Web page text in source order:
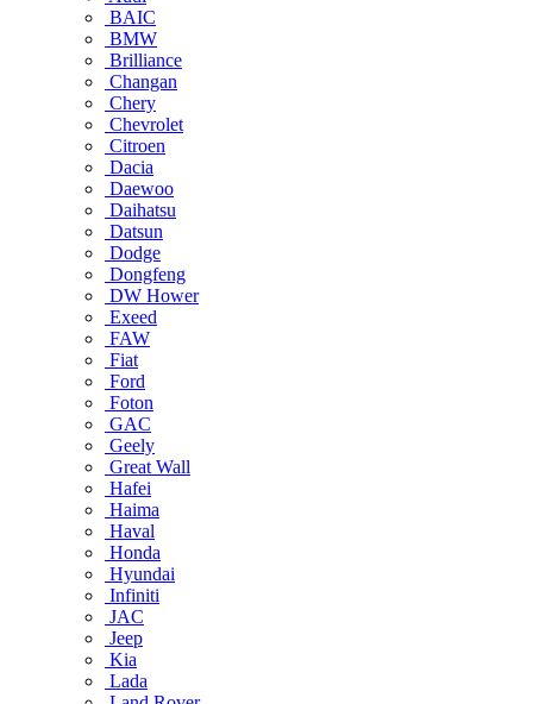
BAIC
BMW
Brilliance
Changan
Chery
Chevrolet
Citroen
Dacia
Daewoo
Daihatsu
Datsun
Dodge
Dongfeng
DW Hower
Exeed
FAW
Fiat
Ford
Foton
GAC
Geely
Great Wall
Hafei
Haima
Haval
Honda
Hyundai
Infiniti
JAC
Jeep
Kia
Lada